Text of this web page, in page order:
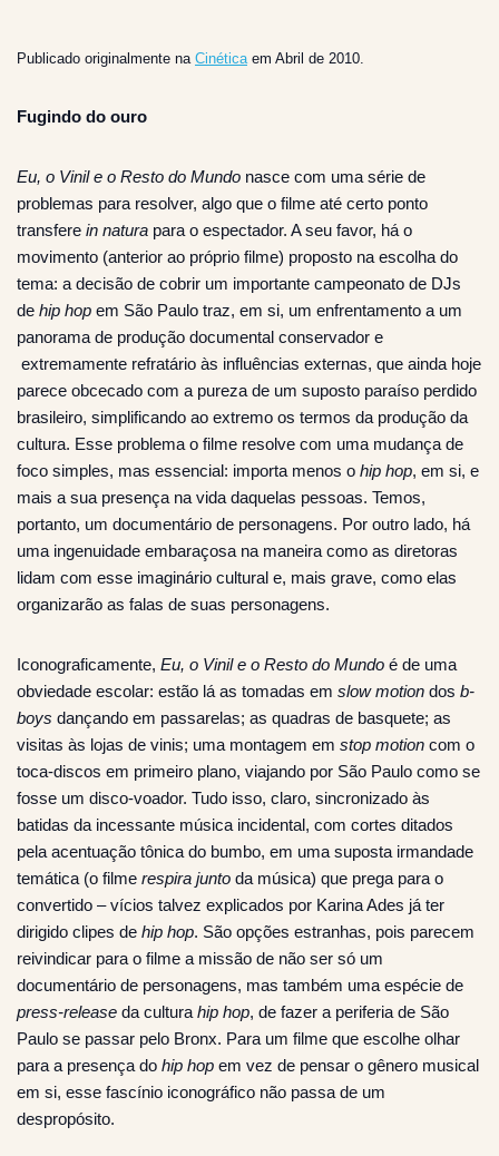
Publicado originalmente na Cinéticaem Abril de 2010.
Fugindo do ouro
Eu, o Vinil e o Resto do Mundo nasce com uma série de
problemas para resolver, algo que o filme até certo ponto
transfere in natura para o espectador. A seu favor, há o
movimento (anterior ao próprio filme) proposto na escolha do
tema: a decisão de cobrir um importante campeonato de DJs
de hip hop em São Paulo traz, em si, um enfrentamento a um
panorama de produção documental conservador e
extremamente refratário às influências externas, que ainda hoje
parece obcecado com a pureza de um suposto paraíso perdido
brasileiro, simplificando ao extremo os termos da produção da
cultura. Esse problema o filme resolve com uma mudança de
foco simples, mas essencial: importa menos o hip hop, em si, e
mais a sua presença na vida daquelas pessoas. Temos,
portanto, um documentário de personagens. Por outro lado, há
uma ingenuidade embaraçosa na maneira como as diretoras
lidam com esse imaginário cultural e, mais grave, como elas
organizarão as falas de suas personagens.
Iconograficamente, Eu, o Vinil e o Resto do Mundo é de uma
obviedade escolar: estão lá as tomadas em slow motion dos b-
boys dançando em passarelas; as quadras de basquete; as
visitas às lojas de vinis; uma montagem em stop motion com o
toca-discos em primeiro plano, viajando por São Paulo como se
fosse um disco-voador. Tudo isso, claro, sincronizado às
batidas da incessante música incidental, com cortes ditados
pela acentuação tônica do bumbo, em uma suposta irmandade
temática (o filme respira junto da música) que prega para o
convertido – vícios talvez explicados por Karina Ades já ter
dirigido clipes de hip hop. São opções estranhas, pois parecem
reivindicar para o filme a missão de não ser só um
documentário de personagens, mas também uma espécie de
press-release da cultura hip hop, de fazer a periferia de São
Paulo se passar pelo Bronx. Para um filme que escolhe olhar
para a presença do hip hop em vez de pensar o gênero musical
em si, esse fascínio iconográfico não passa de um
despropósito.